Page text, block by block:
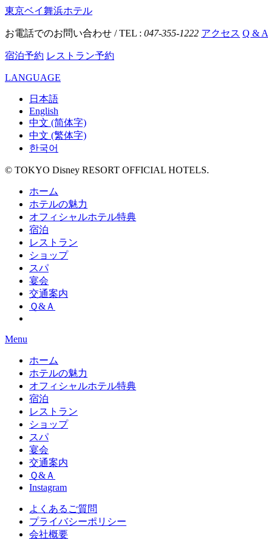
東京ベイ舞浜ホテル
お電話でのお問い合わせ / TEL : 047-355-1222 アクセス Q & A
宿泊予約 レストラン予約
LANGUAGE
日本語
English
中文 (简体字)
中文 (繁体字)
한국어
© TOKYO Disney RESORT OFFICIAL HOTELS.
ホーム
ホテルの魅力
オフィシャルホテル特典
宿泊
レストラン
ショップ
スパ
宴会
交通案内
Ｑ&Ａ
Menu
ホーム
ホテルの魅力
オフィシャルホテル特典
宿泊
レストラン
ショップ
スパ
宴会
交通案内
Ｑ&Ａ
Instagram
よくあるご質問
プライバシーポリシー
会社概要